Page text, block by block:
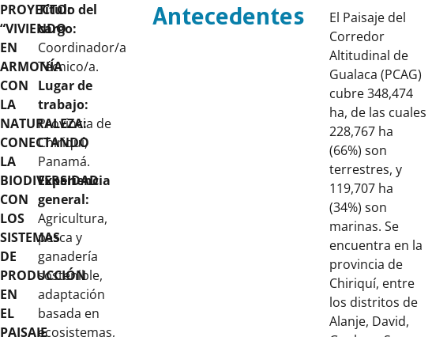
PROYECTO:
“VIVIENDO
EN
ARMONÍA
CON
LA
NATURALEZA:
CONECTANDO
LA
BIODIVERSIDAD
CON
LOS
SISTEMAS
DE
PRODUCCIÓN
EN
EL
PAISAJE
Título del
cargo:
Coordinador/a
Técnico/a.
Lugar de
trabajo:
Provincia de
Chiriquí,
Panamá.
Experiencia
general:
Agricultura,
pesca y
ganadería
sostenible,
adaptación
basada en
ecosistemas,
Antecedentes
El Paisaje del
Corredor
Altitudinal de
Gualaca (PCAG)
cubre 348,474
ha, de las cuales
228,767 ha
(66%) son
terrestres, y
119,707 ha
(34%) son
marinas. Se
encuentra en la
provincia de
Chiriquí, entre
los distritos de
Alanje, David,